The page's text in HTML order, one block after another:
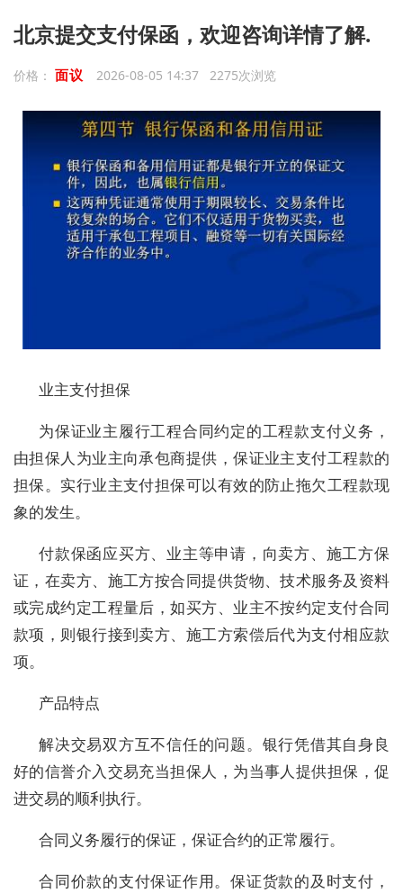
北京提交支付保函，欢迎咨询详情了解.
价格： 面议 2026-08-05 14:37 2275次浏览
业主支付担保
为保证业主履行工程合同约定的工程款支付义务，
由担保人为业主向承包商提供，保证业主支付工程款的
担保。实行业主支付担保可以有效的防止拖欠工程款现
象的发生。
付款保函应买方、业主等申请，向卖方、施工方保
证，在卖方、施工方按合同提供货物、技术服务及资料
或完成约定工程量后，如买方、业主不按约定支付合同
款项，则银行接到卖方、施工方索偿后代为支付相应款
项。
产品特点
解决交易双方互不信任的问题。银行凭借其自身良
好的信誉介入交易充当担保人，为当事人提供担保，促
进交易的顺利执行。
合同义务履行的保证，保证合约的正常履行。
合同价款的支付保证作用。保证货款的及时支付，